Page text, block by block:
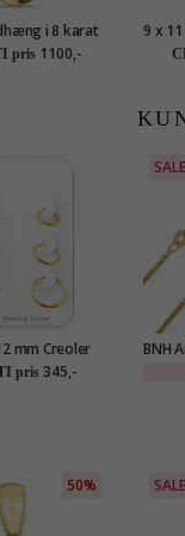
i 8 karat
Collection
pris 1100,-
9 x
8
mm Creoler
forgyldt sølv
pris 345,-
SALE
BNH
50% SALE